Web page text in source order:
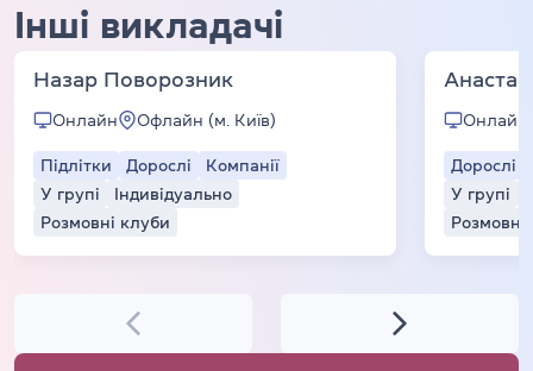
Інші викладачі
Назар Поворозник
Онлайн Офлайн (м. Київ)
Підлітки Дорослі
Компанії
У групі
Індивідуально
Розмовні клуби
Онлайн
Дорослі
У групі
Розмовні